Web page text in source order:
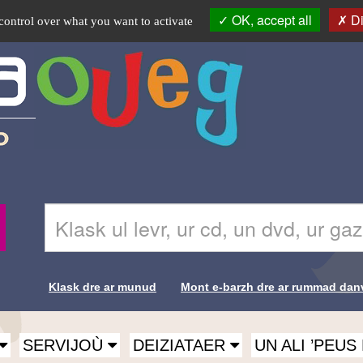
over what you want to activate OK, accept all
Recherche-
Br
e-
barzh
lec'hienn
Liens de
recherche-
Klask dre ar munud Mont e-barzh dre ar rummad
SERVIJOÙ DEIZIATAER
UN ALI